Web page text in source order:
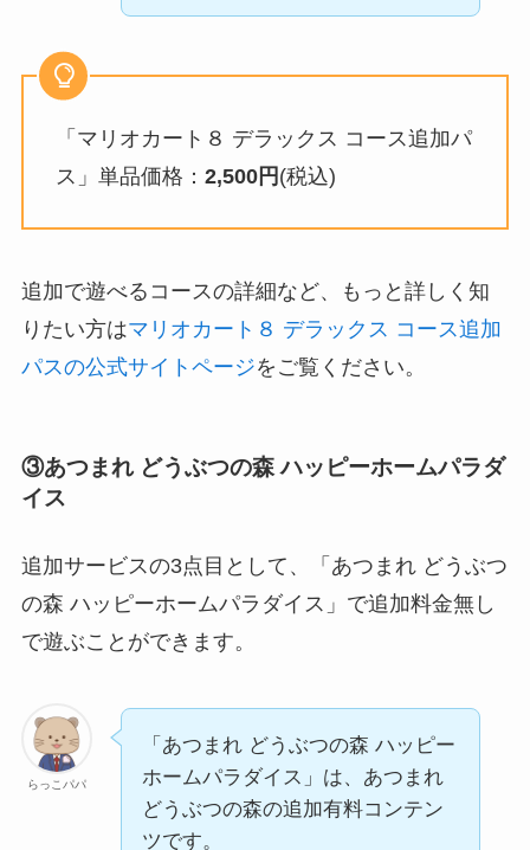
「マリオカート８ デラックス コース追加パ
ス」単品価格： 2,500円 (税込)
追加で遊べるコースの詳細など、もっと詳しく知
りたい方はマリオカート８ デラックス コース追加
パスの公式サイトページをご覧ください。
③あつまれ どうぶつの森 ハッピーホームパラダ
イス
追加サービスの3点目として、「あつまれ どうぶつ
の森 ハッピーホームパラダイス」で追加料金無し
で遊ぶことができます。
らっこパパ
「あつまれ どうぶつの森 ハッピー
ホームパラダイス」は、あつまれ
どうぶつの森の追加有料コンテン
ツです。